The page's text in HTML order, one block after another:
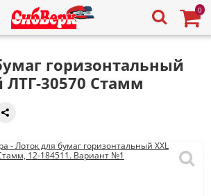
0
горизонтальный
ЛТГ-30570 Стамм